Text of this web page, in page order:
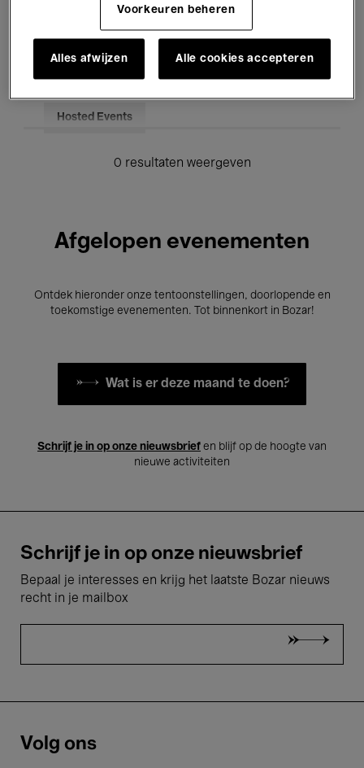
Voor iedereen Kids’ Palace
Onderwijs Rondleidingen
Hosted Events
0 resultaten weergeven
Afgelopen evenementen
Ontdek hieronder onze tentoonstellingen, doorlopende en
toekomstige evenementen. Tot binnenkort in Bozar!
Wat is er deze maand te doen?
Schrijf je in op onze nieuwsbrief en blijf op de hoogte van
nieuwe activiteiten
Schrijf je in op onze nieuwsbrief
Bepaal je interesses en krijg het laatste Bozar nieuws
recht in je mailbox
Volg ons
Voorkeuren beheren
Alles afwijzen Alle cookies accepteren